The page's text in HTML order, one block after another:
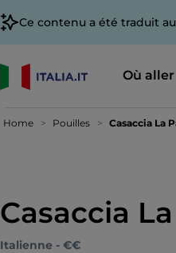
Ce contenu a été traduit
Où aller
Home Pouilles Casaccia La
Casaccia
Italienne - €€